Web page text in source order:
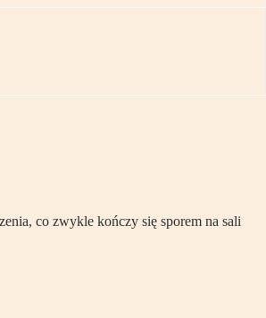
co zwykle kończy się sporem na sali